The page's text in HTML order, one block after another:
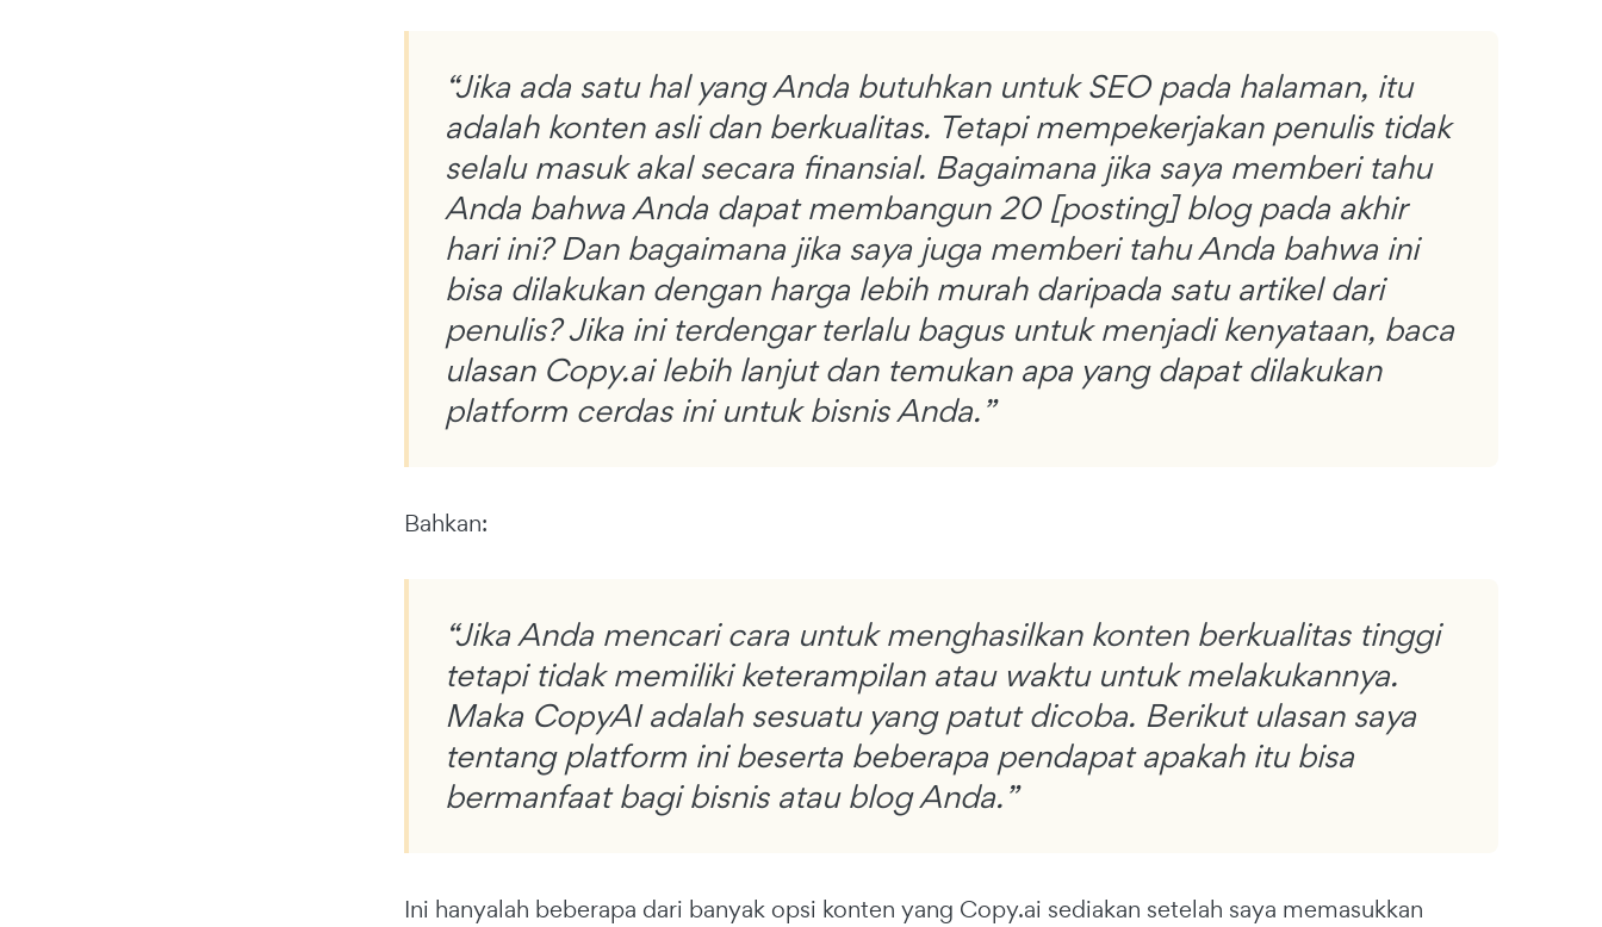
“Jika ada satu hal yang Anda butuhkan untuk SEO pada halaman, itu
adalah konten asli dan berkualitas. Tetapi mempekerjakan penulis tidak
selalu masuk akal secara finansial. Bagaimana jika saya memberi tahu
Anda bahwa Anda dapat membangun 20 [posting] blog pada akhir
hari ini? Dan bagaimana jika saya juga memberi tahu Anda bahwa ini
bisa dilakukan dengan harga lebih murah daripada satu artikel dari
penulis? Jika ini terdengar terlalu bagus untuk menjadi kenyataan, baca
ulasan Copy.ai lebih lanjut dan temukan apa yang dapat dilakukan
platform cerdas ini untuk bisnis Anda.”
Bahkan:
“Jika Anda mencari cara untuk menghasilkan konten berkualitas tinggi
tetapi tidak memiliki keterampilan atau waktu untuk melakukannya.
Maka CopyAI adalah sesuatu yang patut dicoba. Berikut ulasan saya
tentang platform ini beserta beberapa pendapat apakah itu bisa
bermanfaat bagi bisnis atau blog Anda.”
Ini hanyalah beberapa dari banyak opsi konten yang Copy.ai sediakan setelah saya memasukkan